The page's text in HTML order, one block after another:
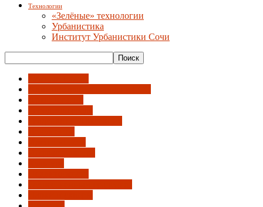
Технологии
«Зелёные» технологии
Урбанистика
Институт Урбанистики Сочи